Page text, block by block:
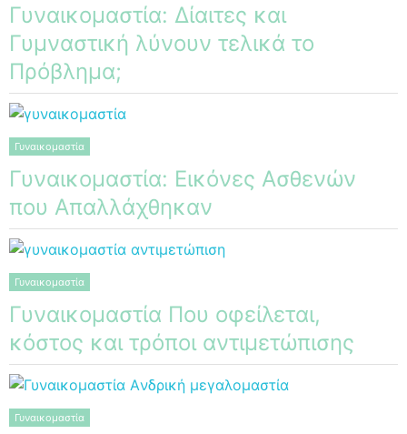
Γυναικομαστία: Δίαιτες και
Γυμναστική λύνουν τελικά το
Πρόβλημα;
Γυναικομαστία
Γυναικομαστία: Εικόνες Ασθενών
που Απαλλάχθηκαν
Γυναικομαστία
Γυναικομαστία Που οφείλεται,
κόστος και τρόποι αντιμετώπισης
Γυναικομαστία